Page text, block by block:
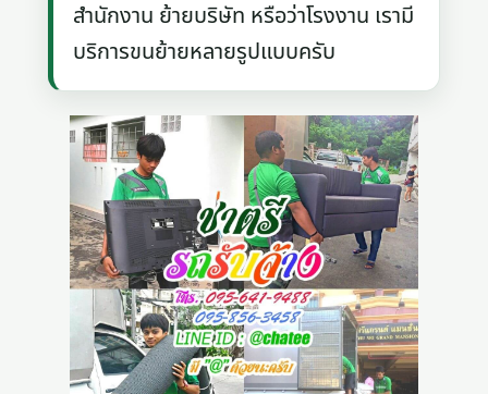
สำนักงาน ย้ายบริษัท หรือว่าโรงงาน เรามี
บริการขนย้ายหลายรูปแบบครับ